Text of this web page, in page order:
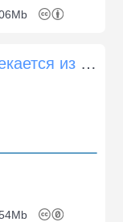
Длинный меч-бастард извлекается из ножен